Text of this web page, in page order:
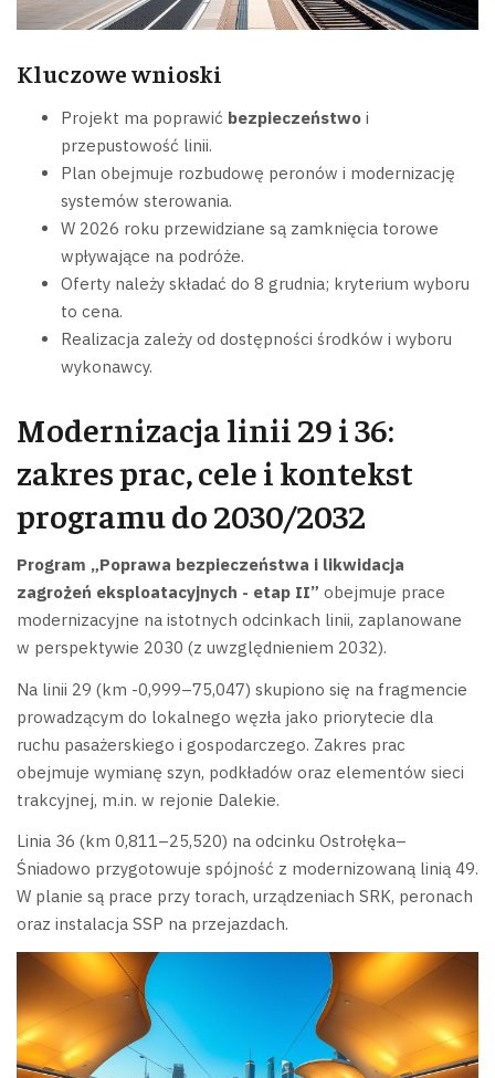
Kluczowe wnioski
Projekt ma poprawić bezpieczeństwo i
przepustowość linii.
Plan obejmuje rozbudowę peronów i modernizację
systemów sterowania.
W 2026 roku przewidziane są zamknięcia torowe
wpływające na podróże.
Oferty należy składać do 8 grudnia; kryterium wyboru
to cena.
Realizacja zależy od dostępności środków i wyboru
wykonawcy.
Modernizacja linii 29 i 36:
zakres prac, cele i kontekst
programu do 2030/2032
Program „Poprawa bezpieczeństwa i likwidacja
zagrożeń eksploatacyjnych - etap II” obejmuje prace
modernizacyjne na istotnych odcinkach linii, zaplanowane
w perspektywie 2030 (z uwzględnieniem 2032).
Na linii 29 (km -0,999–75,047) skupiono się na fragmencie
prowadzącym do lokalnego węzła jako priorytecie dla
ruchu pasażerskiego i gospodarczego. Zakres prac
obejmuje wymianę szyn, podkładów oraz elementów sieci
trakcyjnej, m.in. w rejonie Dalekie.
Linia 36 (km 0,811–25,520) na odcinku Ostrołęka–
Śniadowo przygotowuje spójność z modernizowaną linią 49.
W planie są prace przy torach, urządzeniach SRK, peronach
oraz instalacja SSP na przejazdach.